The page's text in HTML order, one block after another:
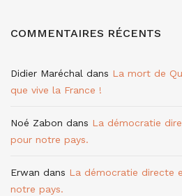
COMMENTAIRES RÉCENTS
Didier Maréchal dans La mort de
que vive la France !
Noé Zabon dans La démocratie
pour notre pays.
Erwan dans La démocratie directe
notre pays.